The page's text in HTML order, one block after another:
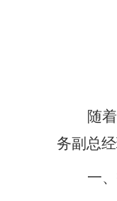
随
务副总
一